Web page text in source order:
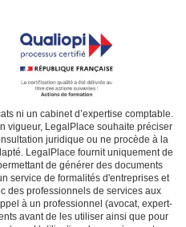
ni un cabinet d’expertise comptable.
vigueur, LegalPlace souhaite préciser
juridique ou ne procède à la
LegalPlace fournit uniquement de
de générer des documents
service de formalités d'entreprises et
des professionnels de services aux
à un professionnel (avocat, expert-
avant de les utiliser ainsi que pour